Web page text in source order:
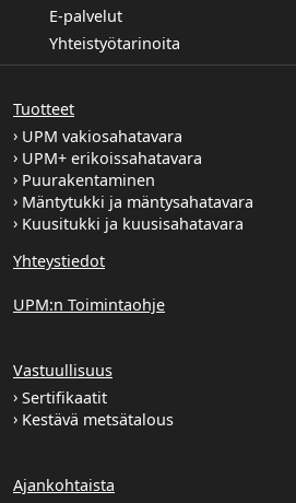
E-palvelut
Yhteistyötarinoita
Tuotteet
UPM vakiosahatavara
UPM+ erikoissahatavara
Puurakentaminen
Mäntytukki ja mäntysahatavara
Kuusitukki ja kuusisahatavara
Yhteystiedot
UPM:n Toimintaohje
Vastuullisuus
Sertifikaatit
Kestävä metsätalous
Ajankohtaista